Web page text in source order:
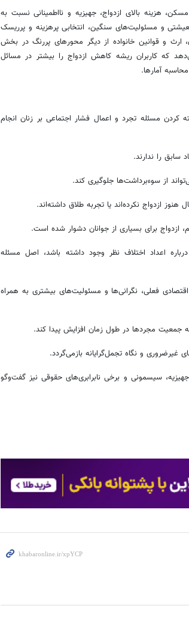
هزینه بالای ازدواج، جهیزیه و نااطمینانی نسبت به
و مسئولیت‌های سنگین، انتخابی پرهزینه و پرریسک
ارث و قوانین خانواده از دیگر محورهای پررنگ در بخش
که کاربران ریشه کاهش ازدواج را بیشتر در مسائل
آمارها.
کردن مسئله تجرد و اعمال فشار اجتماعی بر زنان انجام
اعداد اختلاف نظر وجود داشته باشد، اصل مسئله
فعلی، نگرانی‌ها و مسئولیت‌های بیشتری به همراه
جهیزیه، سیسمونی و برخی نابرابری‌های حقوقی نیز گفت‌وگو